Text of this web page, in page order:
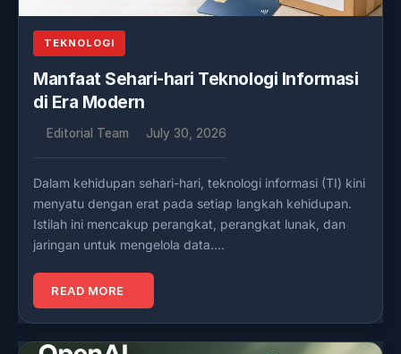
TEKNOLOGI
Manfaat Sehari-hari Teknologi Informasi
di Era Modern
Editorial Team July 30, 2026
Dalam kehidupan sehari-hari, teknologi informasi (TI) kini
menyatu dengan erat pada setiap langkah kehidupan.
Istilah ini mencakup perangkat, perangkat lunak, dan
jaringan untuk mengelola data….
READ MORE